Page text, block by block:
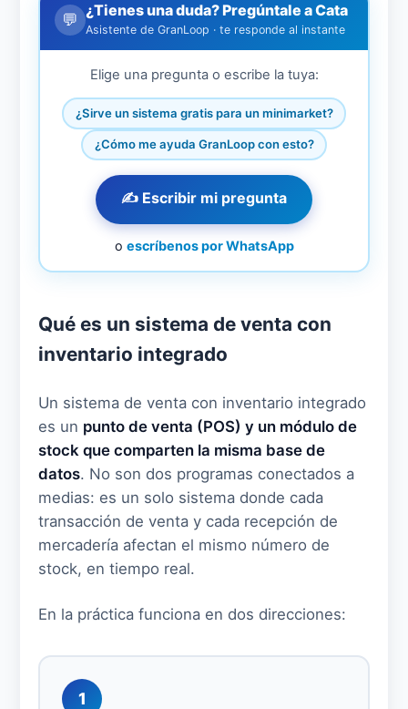
💬 ¿Tienes una duda? Pregúntale a Cata
Asistente de GranLoop · te responde al instante
Elige una pregunta o escribe la tuya:
¿Sirve un sistema gratis para un minimarket?
¿Cómo me ayuda GranLoop con esto?
✍️ Escribir mi pregunta
o escríbenos por WhatsApp
Qué es un sistema de venta con
inventario integrado
Un sistema de venta con inventario integrado
es un punto de venta (POS) y un módulo de
stock que comparten la misma base de
datos. No son dos programas conectados a
medias: es un solo sistema donde cada
transacción de venta y cada recepción de
mercadería afectan el mismo número de
stock, en tiempo real.
En la práctica funciona en dos direcciones:
1